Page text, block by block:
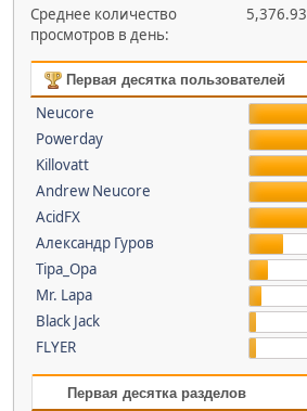
Среднее количество
просмотров в день:
5,376.93
Первая десятка пользователей
Neucore
Powerday
Killovatt
Andrew Neucore
AcidFX
Александр Гуров
Tipa_Opa
Mr. Lapa
Black Jack
FLYER
Первая десятка разделов